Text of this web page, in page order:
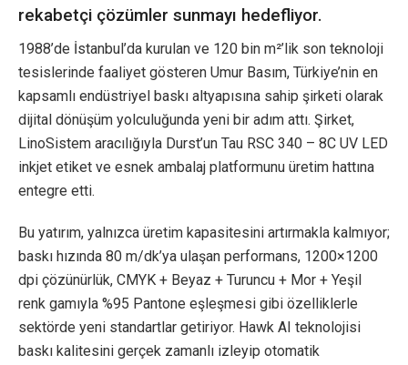
rekabetçi çözümler sunmayı hedefliyor.
1988’de İstanbul’da kurulan ve 120 bin m²’lik son teknoloji
tesislerinde faaliyet gösteren Umur Basım, Türkiye’nin en
kapsamlı endüstriyel baskı altyapısına sahip şirketi olarak
dijital dönüşüm yolculuğunda yeni bir adım attı. Şirket,
LinoSistem aracılığıyla Durst’un Tau RSC 340 – 8C UV LED
inkjet etiket ve esnek ambalaj platformunu üretim hattına
entegre etti.
Bu yatırım, yalnızca üretim kapasitesini artırmakla kalmıyor;
baskı hızında 80 m/dk’ya ulaşan performans, 1200×1200
dpi çözünürlük, CMYK + Beyaz + Turuncu + Mor + Yeşil
renk gamıyla %95 Pantone eşleşmesi gibi özelliklerle
sektörde yeni standartlar getiriyor. Hawk AI teknolojisi
baskı kalitesini gerçek zamanlı izleyip otomatik